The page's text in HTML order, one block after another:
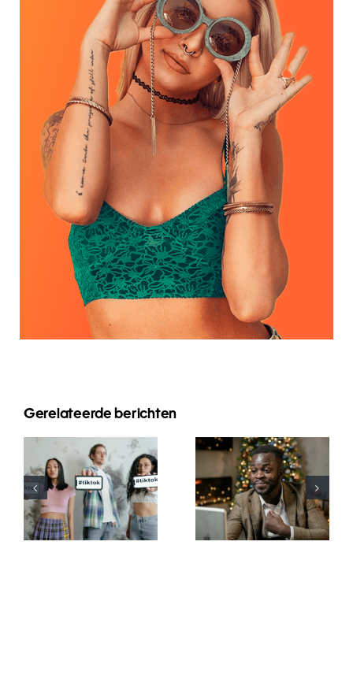
Gerelateerde berichten
Beste
Video-
Bearbeitungs-
Apps für
TikTok-
Wie man
Follower auf
LinkedIn
verbirgt, um
die
Privatsphäre